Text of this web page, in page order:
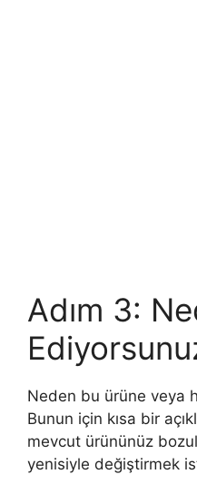
Adım 3:
Neden bu ürüne veya
Bunun için kısa bir
mevcut ürününüz
yenisiyle değiştirmek